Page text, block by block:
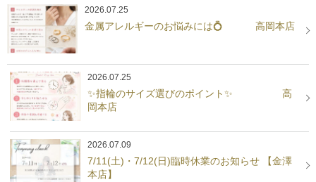
2026.07.25
金属アレルギーのお悩みには💍 高岡本店
2026.07.25
✨指輪のサイズ選びのポイント✨ 高
岡本店
2026.07.09
7/11(土)・7/12(日)臨時休業のお知らせ 【金澤
本店】